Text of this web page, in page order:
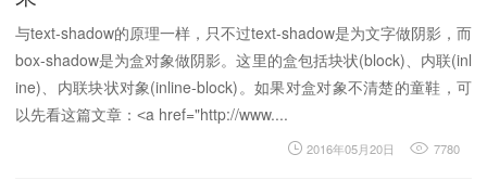
与text-shadow的原理一样，只不过text-shadow是为文字做阴影，而
box-shadow是为盒对象做阴影。这里的盒包括块状(block)、内联(inl
ine)、内联块状对象(inline-block)。如果对盒对象不清楚的童鞋，可
以先看这篇文章：˂a href="http://www....
2016年05月20日 7780